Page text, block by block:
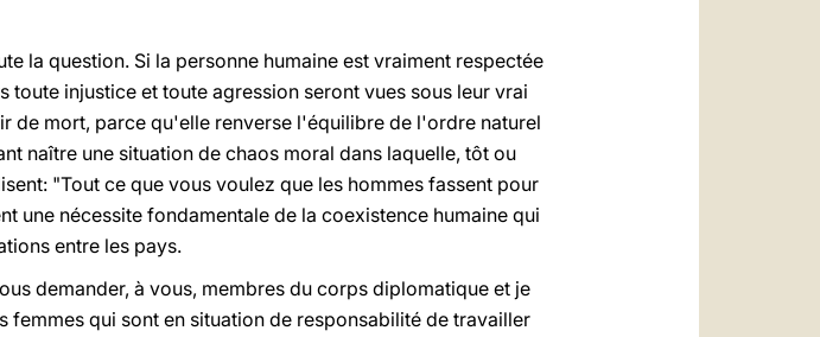
la question. Si la personne humaine est vraiment respectée
injustice et toute agression seront vues sous leur vrai
de mort, parce qu'elle renverse l'équilibre de l'ordre naturel
naître une situation de chaos moral dans laquelle, tôt ou
"Tout ce que vous voulez que les hommes fassent pour
une nécessite fondamentale de la coexistence humaine qui
entre les pays.
demander, à vous, membres du corps diplomatique et je
femmes qui sont en situation de responsabilité de travailler